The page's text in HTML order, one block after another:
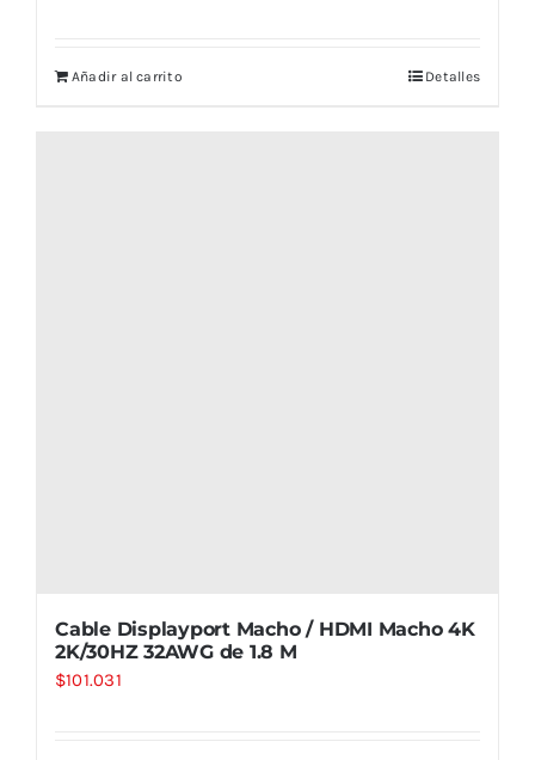
Añadir al carrito Detalles
Cable Displayport Macho / HDMI Macho 4K
2K/30HZ 32AWG de 1.8 M
$101.031